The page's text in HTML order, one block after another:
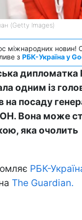
(Getty Images)
міжнародних новин!
з РБК-Україна у
дипломатка
одним із
на посаду
Вона може
яка очолить
РБК-
The Guardian.